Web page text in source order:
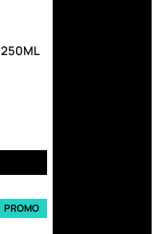
250ML
PROMO